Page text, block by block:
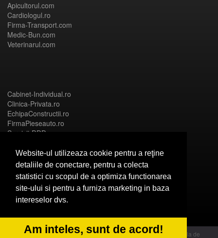
Website-ul utilizeaza cookie pentru a reţine
detaliile de conectare, pentru a colecta
statistici cu scopul de a optimiza functionarea
site-ului si pentru a furniza marketing in baza
intereselor dvs.
Am inteles, sunt de acord!
Apicultorul.com
Cardiologul.ro
Firma-Transport.com
Medic-Bun.com
Veterinarul.com
Cabinet-Individual.ro
Clinica-Privata.ro
EchipaConstructii.ro
FirmaPieseauto.ro
Servicii-DDD.com
Birouri-Cadastru.ro
CramaVinuri.ro
FirmaTractariAuto.ro
© 2014 Powered by OdinMedia | este inscrisa la Autoritatea Nationala de